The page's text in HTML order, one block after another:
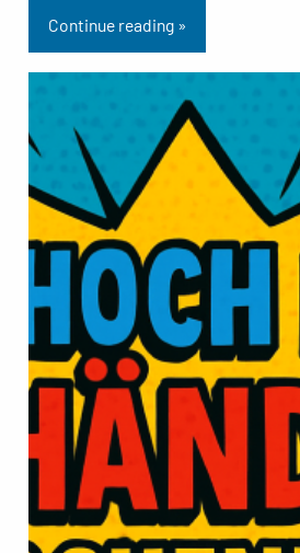
Continue reading »